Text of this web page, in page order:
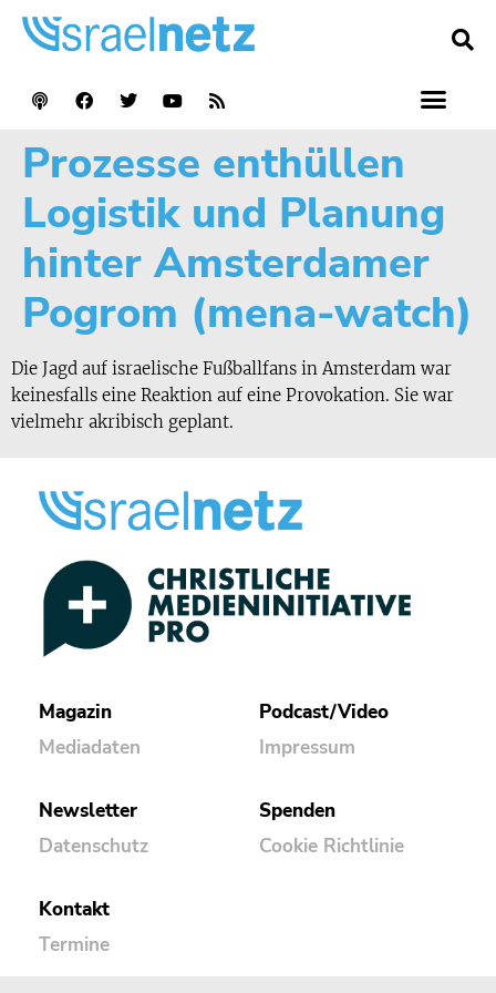
Prozesse enthüllen
Logistik und Planung
hinter Amsterdamer
Pogrom (mena-watch)
Die Jagd auf israelische Fußballfans in Amsterdam war
keinesfalls eine Reaktion auf eine Provokation. Sie war
vielmehr akribisch geplant.
Magazin
Mediadaten
Podcast/Video
Impressum
Newsletter
Datenschutz
Spenden
Cookie Richtlinie
Kontakt
Termine